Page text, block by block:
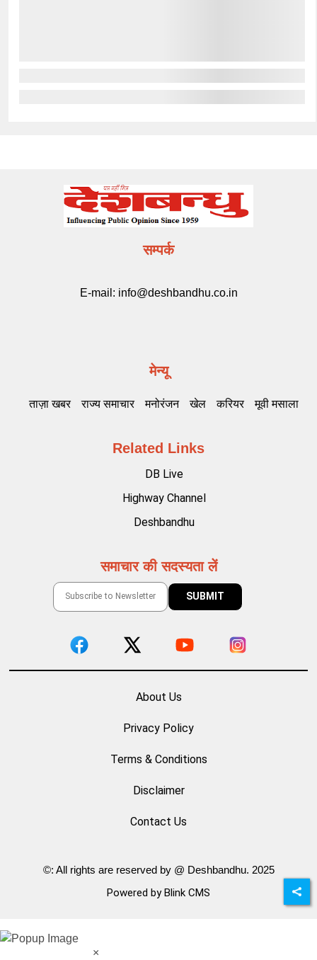
सम्पर्क
E-mail: info@deshbandhu.co.in
मेन्यू
ताज़ा खबर राज्य समाचार मनोरंजन खेल करियर मूवी मसाला
Related Links
DB Live
Highway Channel
Deshbandhu
समाचार की सदस्यता लें
About Us
Privacy Policy
Terms & Conditions
Disclaimer
Contact Us
©: All rights are reserved by @ Deshbandhu. 2025
Powered by Blink CMS
×